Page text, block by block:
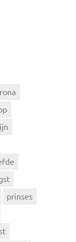
prinses